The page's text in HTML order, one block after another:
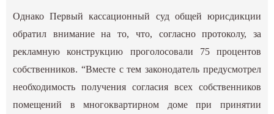
Однако Первый кассационный суд общей юрисдикции
обратил внимание на то, что, согласно протоколу, за
рекламную конструкцию проголосовали 75 процентов
собственников. “Вместе с тем законодатель предусмотрел
необходимость получения согласия всех собственников
помещений в многоквартирном доме при принятии